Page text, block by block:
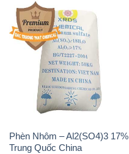
Phèn Nhôm – Al2(SO4)3 17%
Trung Quốc China